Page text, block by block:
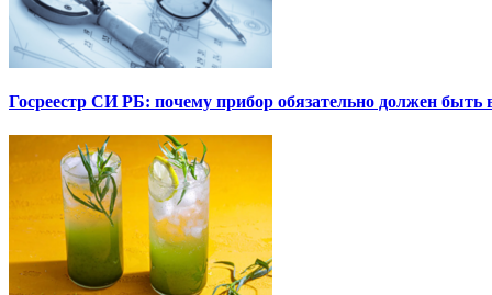
Госреестр СИ РБ: почему прибор обязательно должен быть